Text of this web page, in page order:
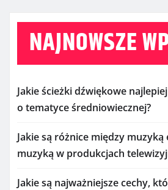
NAJNOWSZE
Jakie ścieżki dźwiękowe
o tematyce średniowiecznej?
Jakie są różnice między
muzyką w produkcjach
Jakie są najważniejsze cechy,